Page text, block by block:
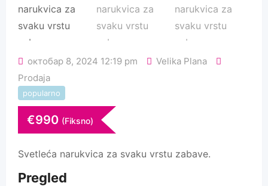
октобар 8, 2024 12:19 pm
Velika Plana
Prodaja
popularno
€990 (Fiksno)
Svetleća narukvica za svaku vrstu zabave.
Pregled